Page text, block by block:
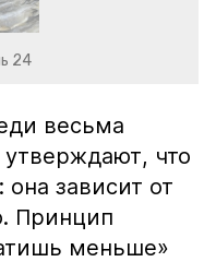
24
весьма
что
она зависит от
Принцип
меньше»